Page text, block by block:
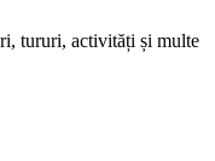
tururi, activități și multe